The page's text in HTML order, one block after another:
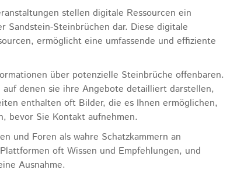
stellen digitale Ressourcen ein
Sandstein-Steinbrüchen dar. Diese digitale
ermöglicht eine umfassende und effiziente
über potenzielle Steinbrüche offenbaren.
denen sie ihre Angebote detailliert darstellen,
enthalten oft Bilder, die es Ihnen ermöglichen,
bevor Sie Kontakt aufnehmen.
und Foren als wahre Schatzkammern an
oft Wissen und Empfehlungen, und
Ausnahme.